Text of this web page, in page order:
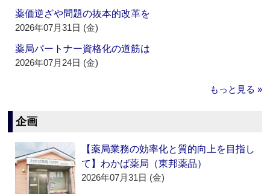
薬価逆ざや問題の抜本的改革を
2026年07月31日 (金)
薬局パートナー資格化の道筋は
2026年07月24日 (金)
もっと見る »
企画
【薬局業務の効率化と質的向上を目指し
て】わかば薬局（東邦薬品）
2026年07月31日 (金)